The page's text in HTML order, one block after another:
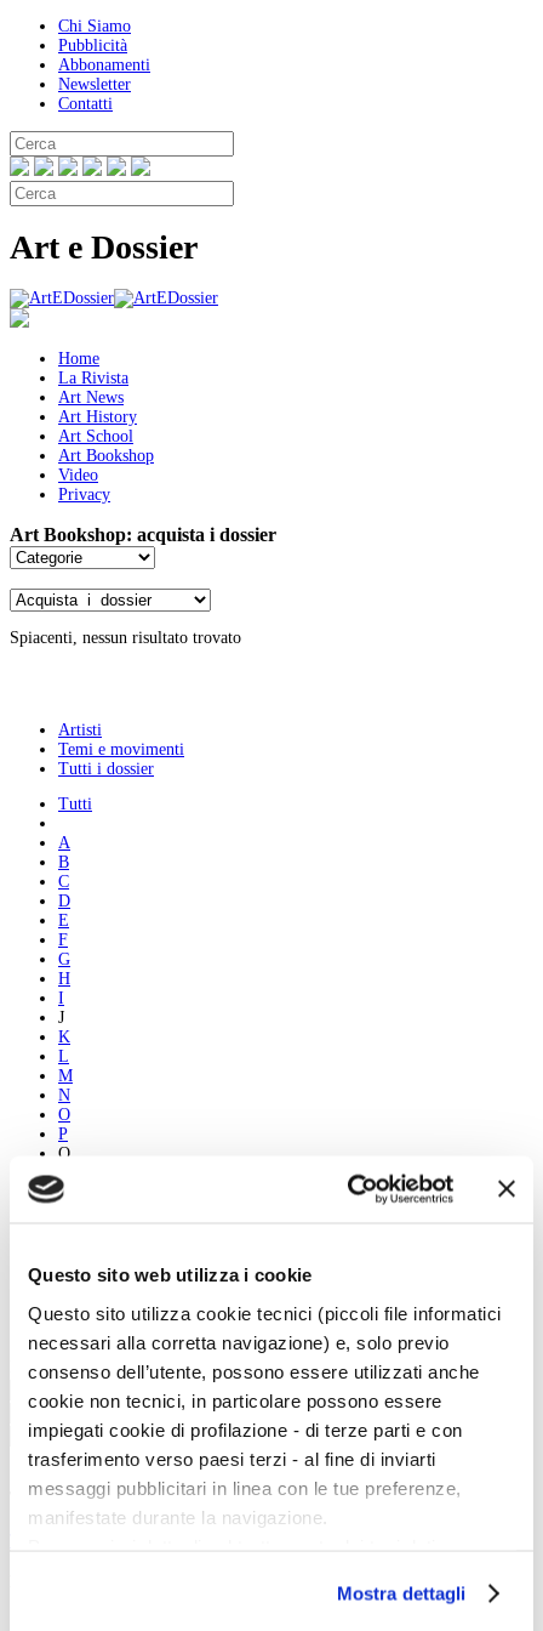
Questo sito web utilizza i cookie
Questo sito utilizza cookie tecnici (piccoli file informatici
necessari alla corretta navigazione) e, solo previo
consenso dell’utente, possono essere utilizzati anche
cookie non tecnici, in particolare possono essere
impiegati cookie di profilazione - di terze parti e con
trasferimento verso paesi terzi - al fine di inviarti
messaggi pubblicitari in linea con le tue preferenze,
manifestate durante la navigazione.
scelte privacy sui cookie, ti invitiamo a prendere visione
Mostra dettagli
Chi Siamo
Pubblicità
Abbonamenti
Newsletter
Contatti
Art e Dossier
Home
La Rivista
Art News
Art History
Art School
Art Bookshop
Video
Privacy
Art Bookshop: acquista i dossier
Spiacenti, nessun risultato trovato
Artisti
Temi e movimenti
Tutti i dossier
Tutti
A
B
C
D
E
F
G
H
I
J
K
L
M
N
O
P
Q
R
S
W
Y
Person: Theme:
Twitter